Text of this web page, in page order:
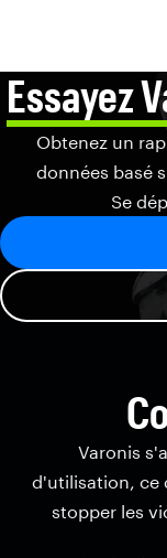
Essayez
Obtenez un
données basé
Se
Varonis
d'utilisation, ce
stopper les